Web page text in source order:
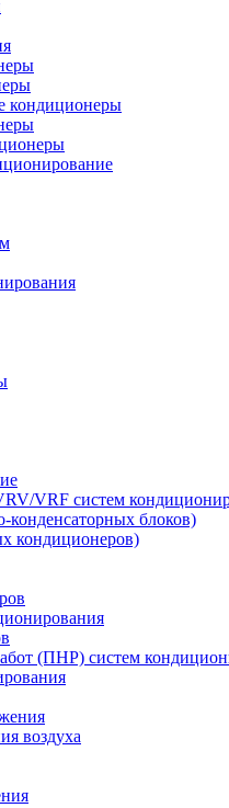
кондиционеры
VRF систем
блоков)
кондиционеров)
(ПНР) систем
воздуха